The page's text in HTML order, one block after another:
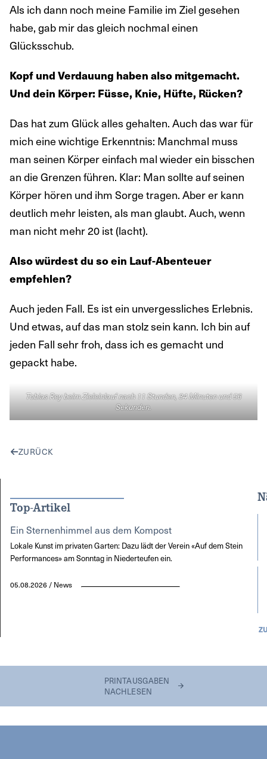
Als ich dann noch meine Familie im Ziel gesehen
habe, gab mir das gleich nochmal einen
Glücksschub.
Kopf und Verdauung haben also mitgemacht.
Und dein Körper: Füsse, Knie, Hüfte, Rücken?
Das hat zum Glück alles gehalten. Auch das war für
mich eine wichtige Erkenntnis: Manchmal muss
man seinen Körper einfach mal wieder ein bisschen
an die Grenzen führen. Klar: Man sollte auf seinen
Körper hören und ihm Sorge tragen. Aber er kann
deutlich mehr leisten, als man glaubt. Auch, wenn
man nicht mehr 20 ist (lacht).
Also würdest du so ein Lauf-Abenteuer
empfehlen?
Auch jeden Fall. Es ist ein unvergessliches Erlebnis.
Und etwas, auf das man stolz sein kann. Ich bin auf
jeden Fall sehr froh, dass ich es gemacht und
gepackt habe.
Tobias Rey beim Zieleinlauf nach 11 Stunden, 34 Minuten und 56
Sekunden.
ZURÜCK
Top-Artikel
Ein Sternenhimmel aus dem Kompost
Lokale Kunst im privaten Garten: Dazu lädt der Verein «Auf dem Stein
Performances» am Sonntag in Niederteufen ein.
05.08.2026 / News
PRINTAUSGABEN
NACHLESEN